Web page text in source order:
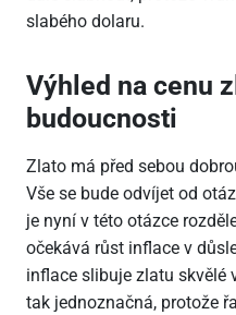
slabého dolaru.
Výhled na cenu
budoucnosti
Zlato má před sebou
Vše se bude odvíjet od
je nyní v této otázce
očekává růst inflace v
inflace slibuje zlatu skvělé
tak jednoznačná, protože